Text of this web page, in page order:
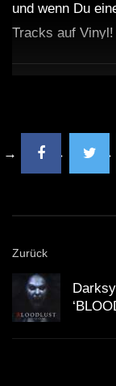
und wenn Du
Tracks auf Vinyl!
Zurück